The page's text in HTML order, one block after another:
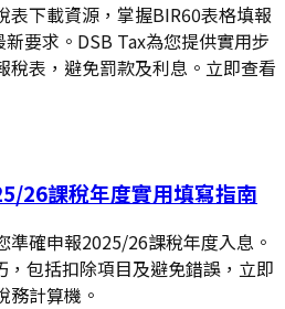
表下載資源，掌握BIR60表格填報
要求。DSB Tax為您提供實用步
稅表，避免罰款及利息。立即查看
26課稅年度實用填寫指南
準確申報2025/26課稅年度入息。
，包括扣除項目及避免錯誤，立即
務計算機。